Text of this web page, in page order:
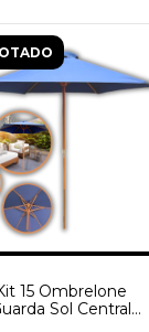
15 Ombrelone
Sol Central